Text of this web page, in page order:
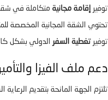
توفير إقامة مجانية متكاملة في
تحتوي الشقة المجانية المخصصة للمتطوعين على 3 غرف نوم ومطبخ مشترك ومرافق صحية
توفير تغطية السفر الدولي بشكل
دعم ملف الفيزا
تلتزم الجهة المانحة بتقديم الرعاية